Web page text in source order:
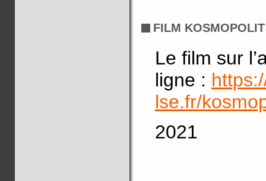
FILM KOSMOPOLIT
Le film sur
ligne :
lse.fr/
2021